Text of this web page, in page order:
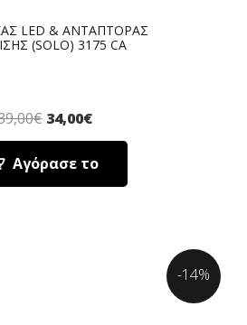
LED & ΑΝΤΑΠΤΟΡΑΣ
(SOLO) 3175 CA
€ 34,00€
Αγόρασε το
-14%